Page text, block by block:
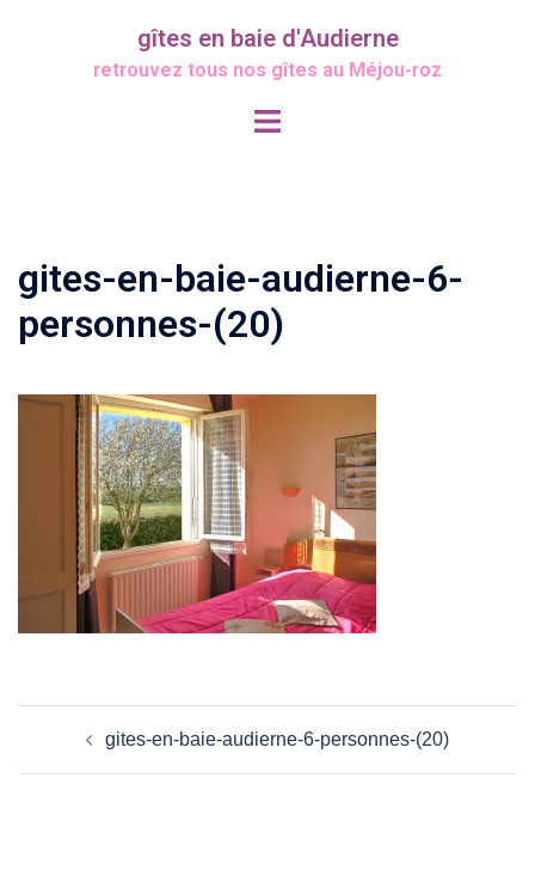
gîtes en baie d'Audierne
retrouvez tous nos gîtes au Méjou-roz
Ouvrir/fermer
gites-en-baie-audierne-6-
personnes-(20)
d’articlegites-en-baie-audierne-6-personnes-(20)